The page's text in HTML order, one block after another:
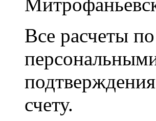
Все расчеты
счету.